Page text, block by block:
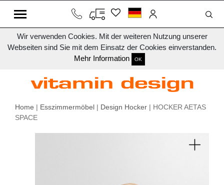
Wir verwenden Cookies. Mit der weiteren Nutzung unserer
Webseiten sind Sie mit dem Einsatz der Cookies einverstanden.
Mehr Information
OK
Home | Esszimmermöbel | Design Hocker | HOCKER AETAS
SPACE